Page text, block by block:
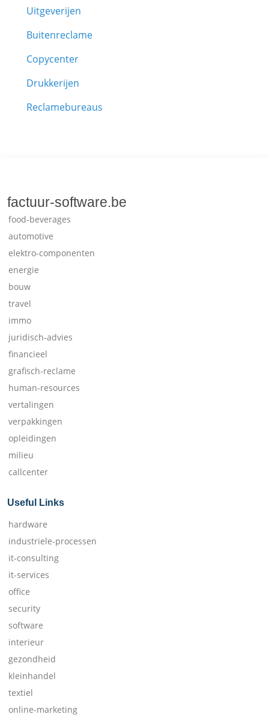
Uitgeverijen
Buitenreclame
Copycenter
Drukkerijen
Reclamebureaus
factuur-software.be
food-beverages
automotive
elektro-componenten
energie
bouw
travel
immo
juridisch-advies
financieel
grafisch-reclame
human-resources
vertalingen
verpakkingen
opleidingen
milieu
callcenter
Useful Links
hardware
industriele-processen
it-consulting
it-services
office
security
software
interieur
gezondheid
kleinhandel
textiel
online-marketing